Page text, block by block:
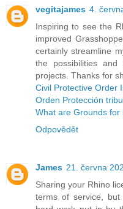
vegitajames 4.
Inspiring to see the
improved
certainly streamline
the possibilities
projects. Thanks for
Civil Protective Order
Orden Protección
What are Grounds for
Odpovědět
James 21. června
Sharing your Rhino
terms of service,